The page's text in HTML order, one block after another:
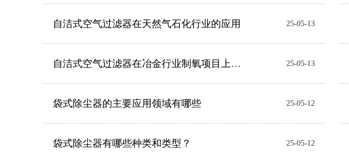
自洁式空气过滤器在天然气石化行业的应用 25-05-13
自洁式空气过滤器在冶金行业制氧项目上的 25-05-13
袋式除尘器的主要应用领域有哪些 25-05-12
袋式除尘器有哪些种类和类型？ 25-05-12